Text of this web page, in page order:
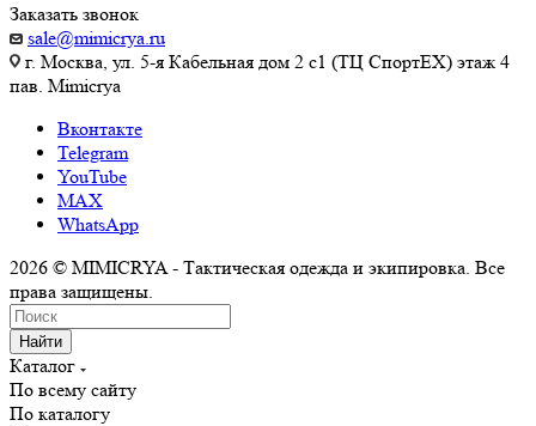
Заказать звонок
sale@mimicrya.ru
г. Москва, ул. 5-я Кабельная дом 2 с1 (ТЦ СпортEX) этаж 4
пав. Mimicrya
Вконтакте
Telegram
YouTube
MAX
WhatsApp
2026 © MIMICRYA - Тактическая одежда и экипировка. Все
права защищены.
Найти
Каталог
По всему сайту
По каталогу